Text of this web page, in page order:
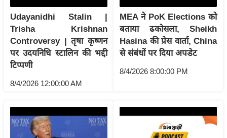
शे
ष
वि
श्ले
ष
ण
ट्रें
ग
Udayanidhi Stalin |
Trisha Krishnan
Controversy | तृषा कृष्णन
पर उदयनिधि स्टालिन की भद्दी
टिप्पणी
8/4/2026 12:00:00 AM
MEA ने PoK Elections को
बताया ढकोसला, Sheikh
Hasina की प्रेस वार्ता, China
से संबंधों पर दिया अपडेट
8/4/2026 8:00:00 PM